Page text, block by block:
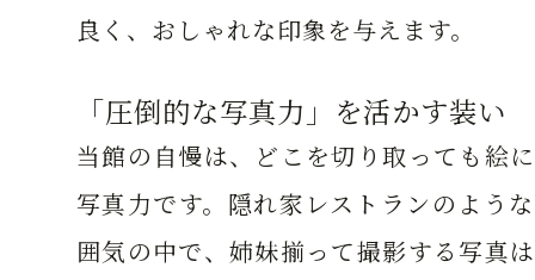
良く、おしゃれな印象を与えます。
「圧倒的な写真力」を活かす装い
当館の自慢は、どこを切り取っても絵
写真力です。隠れ家レストランのよう
囲気の中で、姉妹揃って撮影する写真